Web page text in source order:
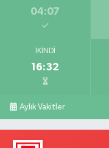
04:07
İKINDI
16:32
Aylık Vakitler